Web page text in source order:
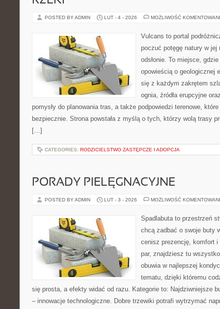
POSTED BY ADMIN LUT - 4 - 2026 MOŻLIWOŚĆ
Vulcans to portal
poczuć potęgę natury w jej
odsłonie. To miejsce,
opowieścią o geologicznej
się z każdym zakrętem
ognia, źródła erupcyjne
pomysły do planowania tras, a także podpowiedzi terenowe,
bezpiecznie. Strona powstała z myślą o tych, którzy wolą trasy
[…]
CATEGORIES: RODZICIELSTWO ZASTĘPCZE I ADOPCJA
PORADY PIELĘGNACYJNE
POSTED BY ADMIN LUT - 3 - 2026 MOŻLIWOŚĆ
Spadlabuta to przestrzeń
chcą zadbać o swoje buty
cenisz prezencję, komfort i
par, znajdziesz tu
obuwia w najlepszej
tematu, dzięki któremu
się prosta, a efekty widać od razu. Kategorie to: Najdziwniejsze
– innowacje technologiczne. Dobre trzewiki potrafi wytrzymać